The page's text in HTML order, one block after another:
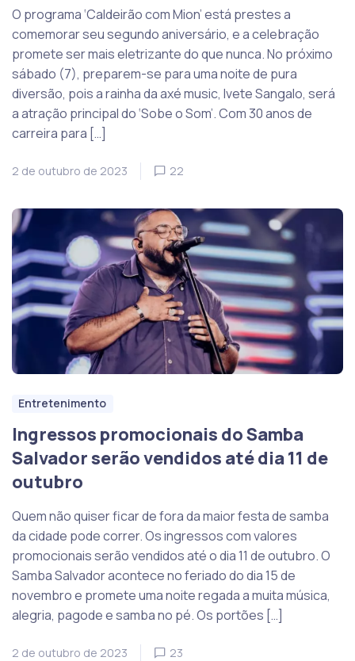
O programa ‘Caldeirão com Mion’ está prestes a
comemorar seu segundo aniversário, e a celebração
promete ser mais eletrizante do que nunca. No próximo
sábado (7), preparem-se para uma noite de pura
diversão, pois a rainha da axé music, Ivete Sangalo, será
a atração principal do ‘Sobe o Som’. Com 30 anos de
carreira para […]
2 de outubro de 2023 22
Entretenimento
Ingressos promocionais do Samba
Salvador serão vendidos até dia 11 de
outubro
Quem não quiser ficar de fora da maior festa de samba
da cidade pode correr. Os ingressos com valores
promocionais serão vendidos até o dia 11 de outubro. O
Samba Salvador acontece no feriado do dia 15 de
novembro e promete uma noite regada a muita música,
alegria, pagode e samba no pé. Os portões […]
2 de outubro de 2023 23